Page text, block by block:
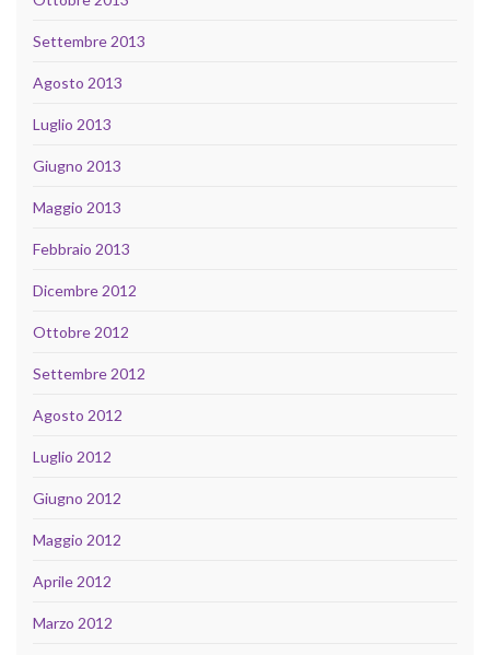
Settembre 2013
Agosto 2013
Luglio 2013
Giugno 2013
Maggio 2013
Febbraio 2013
Dicembre 2012
Ottobre 2012
Settembre 2012
Agosto 2012
Luglio 2012
Giugno 2012
Maggio 2012
Aprile 2012
Marzo 2012